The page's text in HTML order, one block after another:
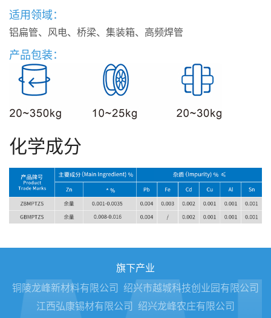
适用领域：
铝扁管、风电、桥梁、集装箱、高频焊管
产品包装：
化学成分
旗下产业
铜陵龙峰新材料有限公司
绍兴市越城科技创业园有限公司
江西弘康锡材有限公司
绍兴龙峰农庄有限公司